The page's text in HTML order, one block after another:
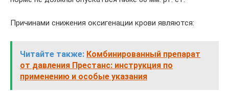
Причинами снижения оксигенации крови являются:
Читайте также: Комбинированный препарат
от давления Престанс: инструкция по
применению и особые указания